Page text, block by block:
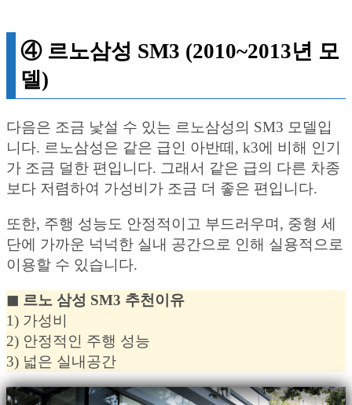
④ 르노삼성 SM3 (2010~2013년 모
델)
다음은 조금 낯설 수 있는 르노삼성의 SM3 모델입
니다. 르노삼성은 같은 급인 아반떼, k3에 비해 인기
가 조금 덜한 편입니다. 그래서 같은 급의 다른 차종
보다 저렴하여 가성비가 조금 더 좋은 편입니다.
또한, 주행 성능도 안정적이고 부드러우며, 중형 세
단에 가까운 넉넉한 실내 공간으로 인해 실용적으로
이용할 수 있습니다.
◼︎ 르노 삼성 SM3 추천이유
1) 가성비
2) 안정적인 주행 성능
3) 넓은 실내공간